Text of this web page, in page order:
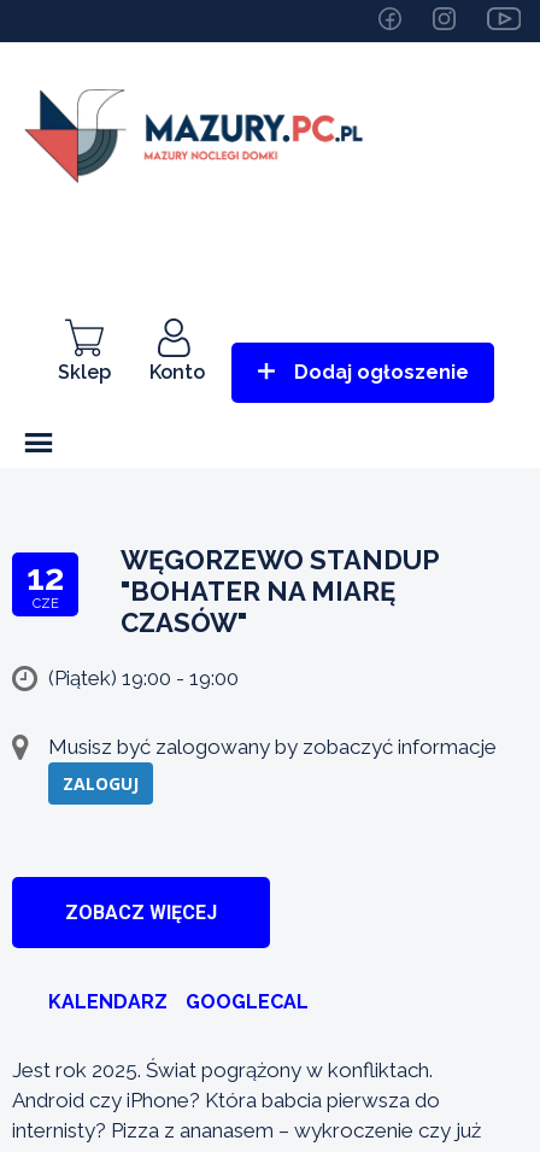
Sklep Konto Dodaj ogłoszenie
12
CZE
WĘGORZEWO STANDUP
"BOHATER NA MIARĘ
CZASÓW"
(Piątek) 19:00 - 19:00
Musisz być zalogowany by zobaczyć informacje
ZALOGUJ
ZOBACZ WIĘCEJ
KALENDARZ GOOGLECAL
Jest rok 2025. Świat pogrążony w konfliktach.
Android czy iPhone? Która babcia pierwsza do
internisty? Pizza z ananasem – wykroczenie czy już